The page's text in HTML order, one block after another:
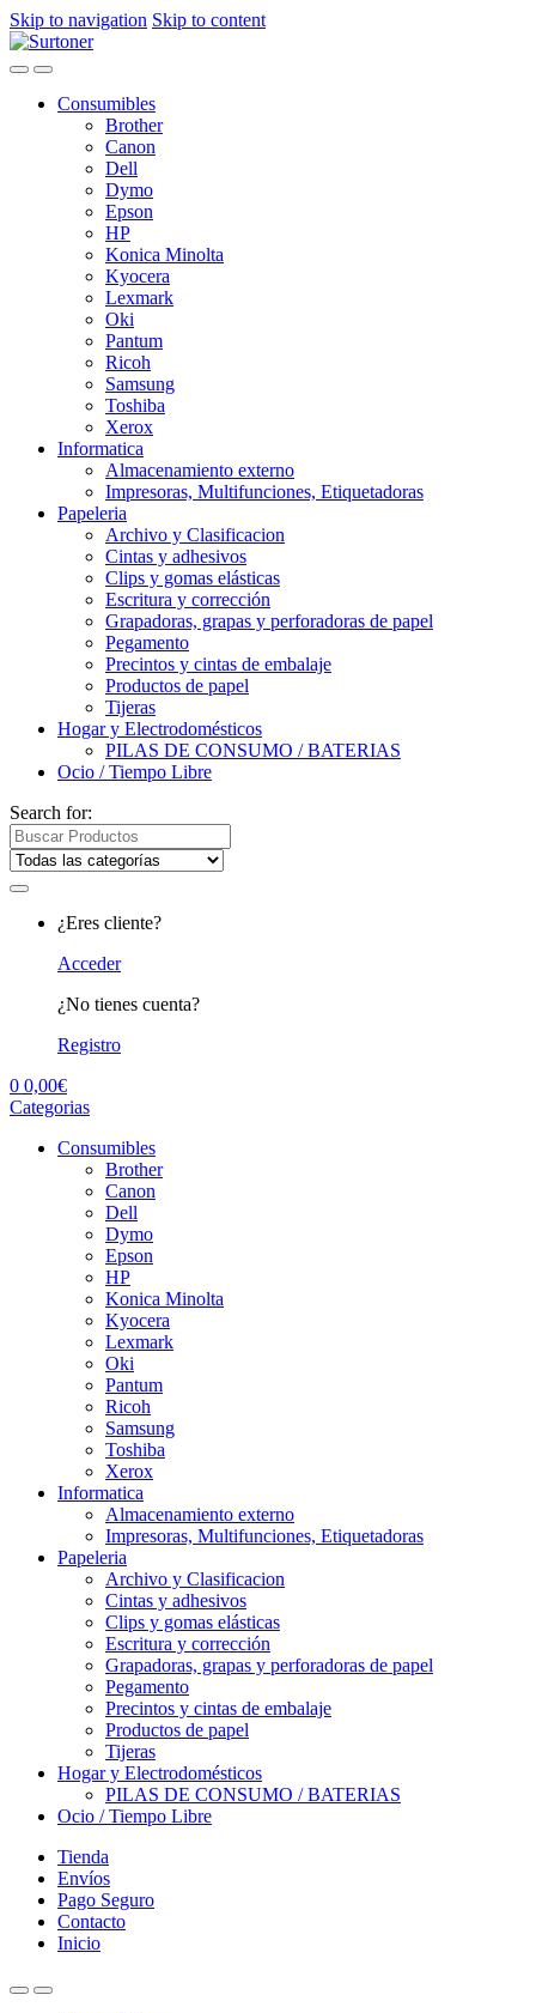
Skip to navigation Skip to content
Consumibles
Brother
Canon
Dell
Dymo
Epson
HP
Konica Minolta
Kyocera
Lexmark
Oki
Pantum
Ricoh
Samsung
Toshiba
Xerox
Informatica
Almacenamiento externo
Impresoras, Multifunciones, Etiquetadoras
Papeleria
Archivo y Clasificacion
Cintas y adhesivos
Clips y gomas elásticas
Escritura y corrección
Grapadoras, grapas y perforadoras de papel
Pegamento
Precintos y cintas de embalaje
Productos de papel
Tijeras
Hogar y Electrodomésticos
PILAS DE CONSUMO / BATERIAS
Ocio / Tiempo Libre
Search for:
¿Eres cliente?
Acceder
¿No tienes cuenta?
Registro
0 0,00€
Categorias
Consumibles
Brother
Canon
Dell
Dymo
Epson
HP
Konica Minolta
Kyocera
Lexmark
Oki
Pantum
Ricoh
Samsung
Toshiba
Xerox
Informatica
Almacenamiento externo
Impresoras, Multifunciones, Etiquetadoras
Papeleria
Archivo y Clasificacion
Cintas y adhesivos
Clips y gomas elásticas
Escritura y corrección
Grapadoras, grapas y perforadoras de papel
Pegamento
Precintos y cintas de embalaje
Productos de papel
Tijeras
Hogar y Electrodomésticos
PILAS DE CONSUMO / BATERIAS
Ocio / Tiempo Libre
Tienda
Envíos
Pago Seguro
Contacto
Inicio